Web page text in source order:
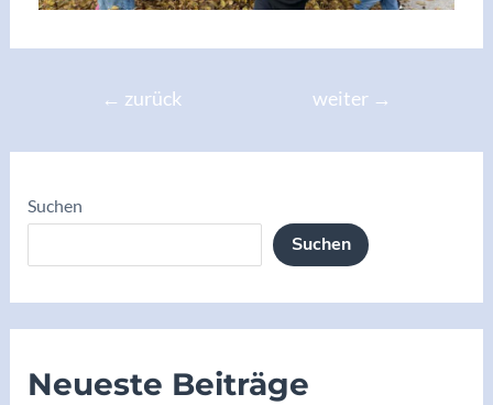
← zurück weiter →
Suchen
Suchen
Neueste Beiträge